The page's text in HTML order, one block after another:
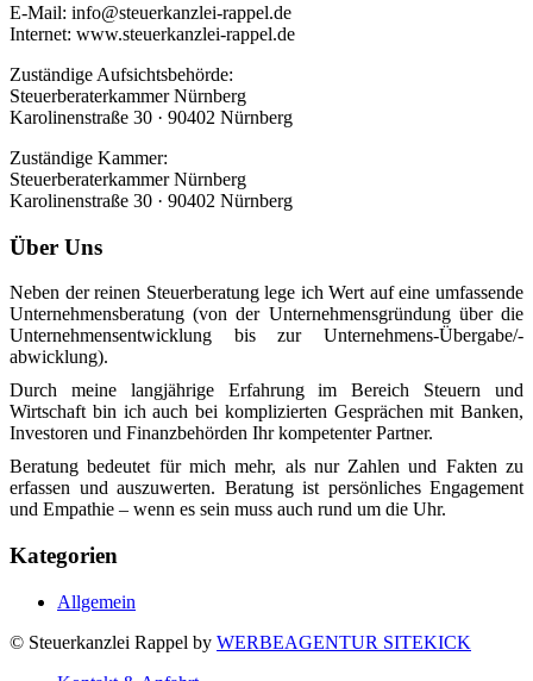
E-Mail: info@steuerkanzlei-rappel.de
Internet: www.steuerkanzlei-rappel.de
Zuständige Aufsichtsbehörde:
Steuerberaterkammer Nürnberg
Karolinenstraße 30 · 90402 Nürnberg
Zuständige Kammer:
Steuerberaterkammer Nürnberg
Karolinenstraße 30 · 90402 Nürnberg
Über Uns
Neben der reinen Steuer­­beratung lege ich Wert auf eine um­fassende
Unternehmens­­­beratung (von der Unternehmens­­grün­dung über die
Unter­neh­mens­­­entwicklung bis zur Un­ter­neh­mens-Übergabe/-
abwicklung).
Durch meine langjährige Erfahrung im Bereich Steuern und
Wirtschaft bin ich auch bei komplizierten Gesprächen mit Banken,
Investoren und Finanz­­behörden Ihr kompetenter Partner.
Beratung bedeutet für mich mehr, als nur Zahlen und Fakten zu
erfassen und auszuwerten. Beratung ist persönliches Engagement
und Empathie – wenn es sein muss auch rund um die Uhr.
Kategorien
Allgemein
© Steuerkanzlei Rappel by WERBEAGENTUR SITEKICK